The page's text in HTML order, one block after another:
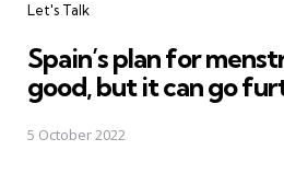
Let's Talk
Spain’s plan for
good, but it can go
5 October 2022